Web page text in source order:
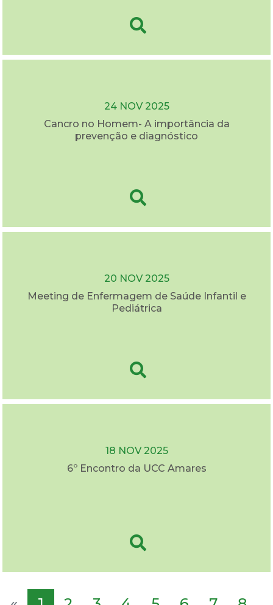
24 NOV 2025
Cancro no Homem- A importância da
prevenção e diagnóstico
20 NOV 2025
Meeting de Enfermagem de Saúde Infantil e
Pediátrica
18 NOV 2025
6º Encontro da UCC Amares